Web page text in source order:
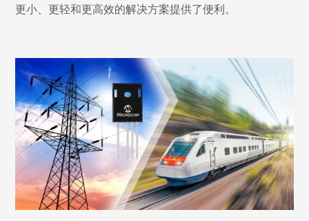
更小、更轻和更高效的解决方案提供了便利。